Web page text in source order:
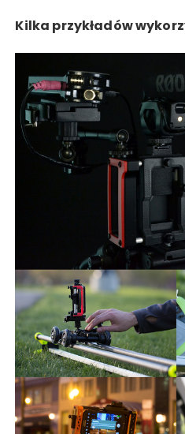
Kilka przykładów